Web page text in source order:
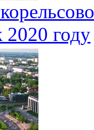
2020 году